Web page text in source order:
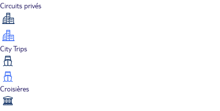
Circuits privés
City Trips
Croisières